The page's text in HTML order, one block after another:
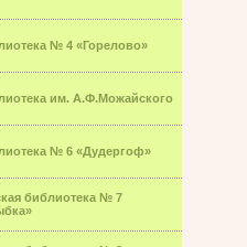
№ 4 «Горелово»
им. А.Ф.Можайского
№ 6 «Дудергоф»
библиотека № 7